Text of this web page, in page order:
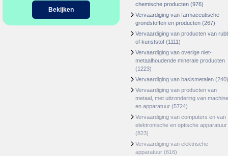
Bekijken
chemische producten (976)
Vervaardiging van farmaceutische
grondstoffen en producten (267)
Vervaardiging van producten van
of kunststof (1111)
Vervaardiging van overige niet-
metaalhoudende minerale producten
(1223)
Vervaardiging van basismetalen (240)
Vervaardiging van producten van
metaal, met uitzondering van
en apparatuur (5724)
Vervaardiging van computers en van
elektronische en optische apparatuur
(823)
Vervaardiging van elektrische
apparatuur (616)